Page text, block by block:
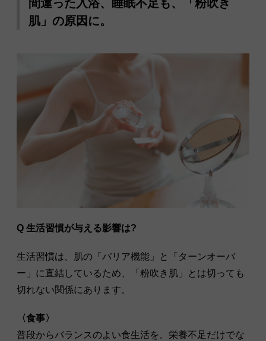
間違った入浴、睡眠不足も、「粉吹き
肌」の原因に。
Q 生活習慣が与える影響は?
生活習慣は、肌の「バリア機能」と「ターンオーバ
ー」に直結しているため、「粉吹き肌」とは切っても
切れない関係にあります。
〈食事〉
普段からバランスのよい食生活を。栄養不足だけでな